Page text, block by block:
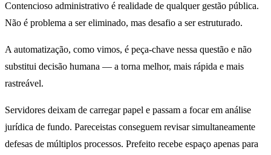
Contencioso administrativo é realidade de qualquer gestão pública.
Não é problema a ser eliminado, mas desafio a ser estruturado.
A automatização, como vimos, é peça-chave nessa questão e não
substitui decisão humana — a torna melhor, mais rápida e mais
rastreável.
Servidores deixam de carregar papel e passam a focar em análise
jurídica de fundo. Pareceistas conseguem revisar simultaneamente
defesas de múltiplos processos. Prefeito recebe espaço apenas para